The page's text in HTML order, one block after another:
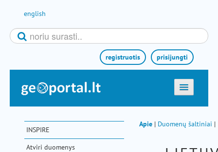
english
prisijungti
registruotis
titulinis
žemėlapiai
el. paslaugos
INSPIRE
Atviri duomenys
Apie | Duomenų šaltiniai |